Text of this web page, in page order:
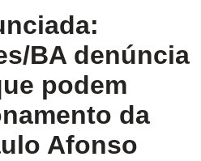
BA denúncia
podem
da
Afonso